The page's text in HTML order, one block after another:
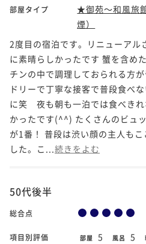
部屋タイプ
★御苑～和風旅
煙）
2度目の宿泊です。リニューアル
に素晴らしかったです 蟹を含め
チンの中で調理しておられる方
ドリーで丁寧な接客で普段食べ
に笑 夜も朝も一泊では食べき
かったです(^^) たくさんのビュ
が1番！ 普段は渋い顔の主人も
した。こ... 続きをよむ
50代後半
総合点
項目別評価 部屋 5 風呂 5